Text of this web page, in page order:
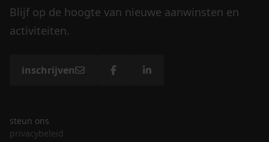
Blijf op de hoogte van nieuwe aanwinsten en
activiteiten.
inschrijven
steun ons
privacybeleid